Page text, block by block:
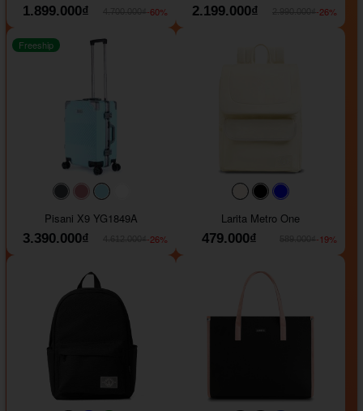
1.899.000₫
-60%
2.199.000₫
-26%
#40454a#b76e79
#9ad8e7
Freeship
Pisani X9 YG1849A
3.390.000₫
-26%
#faf0e6#000000
Larita Metro One
479.000₫
-19%